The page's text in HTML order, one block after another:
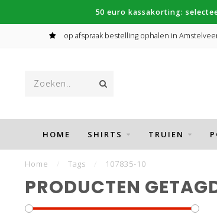
50 euro kassakorting:
op afspraak bestelling ophalen in
HOME SHIRTS TRUIEN
Home Tags 107835-10
PRODUCTEN